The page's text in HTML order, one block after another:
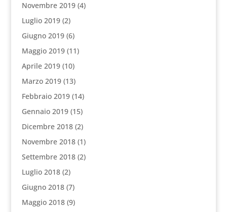
Novembre 2019(4)
Luglio 2019(2)
Giugno 2019(6)
Maggio 2019(11)
Aprile 2019(10)
Marzo 2019(13)
Febbraio 2019(14)
Gennaio 2019(15)
Dicembre 2018(2)
Novembre 2018(1)
Settembre 2018(2)
Luglio 2018(2)
Giugno 2018(7)
Maggio 2018(9)